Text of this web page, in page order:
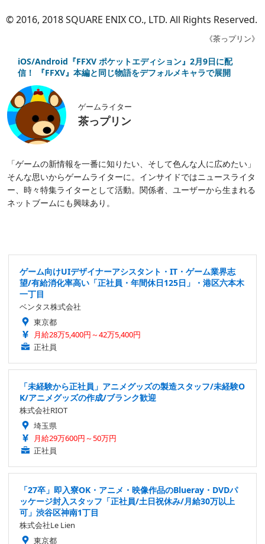
© 2016, 2018 SQUARE ENIX CO., LTD. All Rights Reserved.
《茶っプリン》
iOS/Android『FFXV ポケットエディション』2月9日に配
信！ 『FFXV』本編と同じ物語をデフォルメキャラで展開
ゲームライター
茶っプリン
「ゲームの新情報を一番に知りたい、そして色んな人に広めたい」
そんな思いからゲームライターに。インサイドではニュースライタ
ー、時々特集ライターとして活動。関係者、ユーザーから生まれる
ネットブームにも興味あり。
ゲーム向けUIデザイナーアシスタント・IT・ゲーム業界志
望/有給消化率高い「正社員・年間休日125日」・港区六本木
一丁目
ベンタス株式会社
東京都
月給28万5,400円～42万5,400円
正社員
「未経験から正社員」アニメグッズの製造スタッフ/未経験O
K/アニメグッズの作成/ブランク歓迎
株式会社RIOT
埼玉県
月給29万600円～50万円
正社員
「27卒」即入寮OK・アニメ・映像作品のBlueray・DVDパ
ッケージ封入スタッフ「正社員/土日祝休み/月給30万以上
可」渋谷区神南1丁目
株式会社Le Lien
東京都